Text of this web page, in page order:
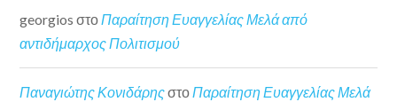
georgios στοΠαραίτηση Ευαγγελίας Μελά από
αντιδήμαρχος Πολιτισμού
Παναγιώτης ΚονιδάρηςστοΠαραίτηση Ευαγγελίας Μελά